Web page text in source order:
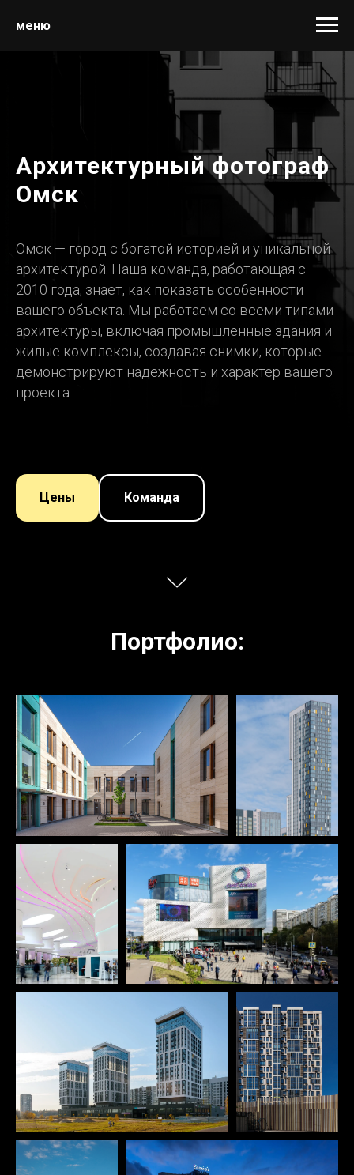
меню
Архитектурный фотограф
Омск
Омск — город с богатой историей и уникальной
архитектурой. Наша команда, работающая с
2010 года, знает, как показать особенности
вашего объекта. Мы работаем со всеми типами
архитектуры, включая промышленные здания и
жилые комплексы, создавая снимки, которые
демонстрируют надёжность и характер вашего
проекта.
Цены Команда
Портфолио: